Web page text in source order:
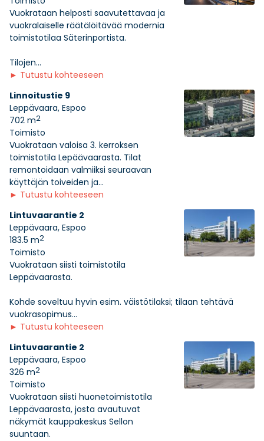
Vuokrataan helposti saavutettavaa ja
vuokralaiselle räätälöitävää modernia
toimistotilaa Säterinportista.
Tilojen...
► Tutustu kohteeseen
Linnoitustie 9
Leppävaara, Espoo
702 m2
Toimisto
Vuokrataan valoisa 3. kerroksen
toimistotila Lepäävaarasta. Tilat
remontoidaan valmiiksi seuraavan
käyttäjän toiveiden ja...
► Tutustu kohteeseen
Lintuvaarantie 2
Leppävaara, Espoo
183.5 m2
Toimisto
Vuokrataan siisti toimistotila
Leppävaarasta.
Kohde soveltuu hyvin esim. väistötilaksi; tilaan tehtävä
vuokrasopimus...
► Tutustu kohteeseen
Lintuvaarantie 2
Leppävaara, Espoo
326 m2
Toimisto
Vuokrataan siisti huonetoimistotila
Leppävaarasta, josta avautuvat
näkymät kauppakeskus Sellon
suuntaan.